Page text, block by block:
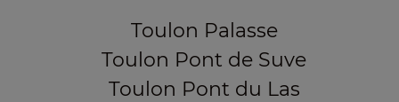
Toulon Palasse
Toulon Pont de Suve
Toulon Pont du Las